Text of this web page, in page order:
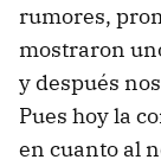
rumores,
mostraron
y después
Pues hoy la
en cuanto al